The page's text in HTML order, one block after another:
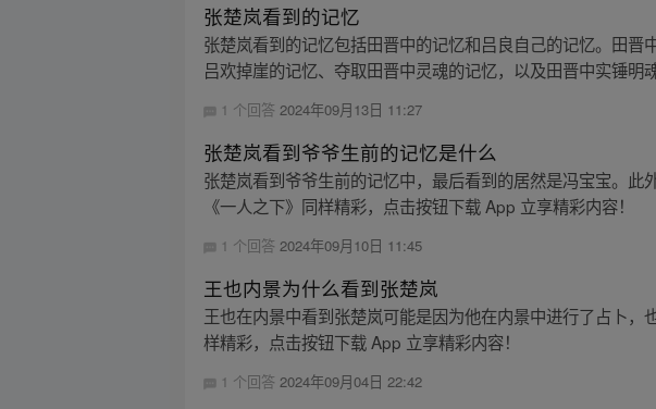
张楚岚看到的记忆
张楚岚看到的记忆包括田晋中的记忆和吕良自己的记忆。田
吕欢掉崖的记忆、夺取田晋中灵魂的记忆，以及田晋中实锤明
1 个回答2024年09月13日 11:27
张楚岚看到爷爷生前的记忆是什么
张楚岚看到爷爷生前的记忆中，最后看到的居然是冯宝宝。
《一人之下》同样精彩，点击按钮下载 App 立享精彩内容！
1 个回答2024年09月10日 11:45
王也内景为什么看到张楚岚
王也在内景中看到张楚岚可能是因为他在内景中进行了占卜
样精彩，点击按钮下载 App 立享精彩内容！
1 个回答2024年09月04日 22:42